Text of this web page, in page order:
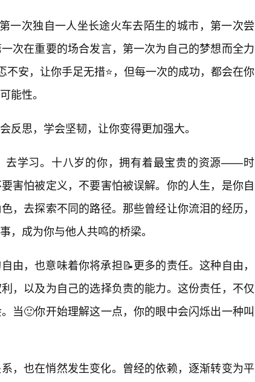
一次独自一人坐长途火车去陌生的城市，第一次尝
次在重要的场合发言，第一次为自己的梦想而全力
不安，让你手足无措⭐，但每一次的成功，都会在你
能性。
反思，学会坚韧，让你变得更加强大。
去学习。十八岁的你，拥有着最宝贵的资源——时
害怕被定义，不要害怕被误解。你的人生，是你自
，去探索不同的路径。那些曾经让你流泪的经历，
，成为你与他人共鸣的桥梁。
由，也意味着你将承担📝更多的责任。这种自由，
，以及为自己的选择负责的能力。这份责任，不仅
当🙂你开始理解这一点，你的眼中会闪烁出一种叫
，也在悄然发生变化。曾经的依赖，逐渐转变为平